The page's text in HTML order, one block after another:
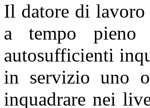
Il datore di
a tempo pieno
autosufficienti
in servizio uno
inquadrare nei